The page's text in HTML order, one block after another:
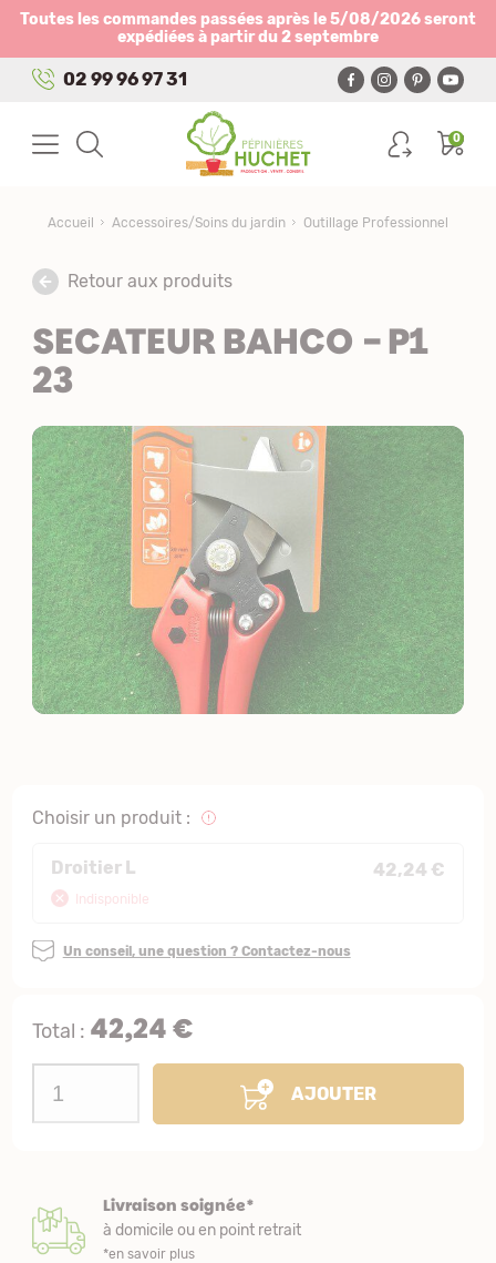
Toutes les commandes passées après le 5/08/2026 seront
expédiées à partir du 2 septembre
02 99 96 97 31
0
Accueil Accessoires/Soins du jardin Outillage Professionnel
Retour aux produits
SECATEUR BAHCO - P1
23
Choisir un produit :
Droitier L 42,24 €
Indisponible
Un conseil, une question ? Contactez-nous
Total : 42,24 €
AJOUTER
Livraison soignée*
à domicile ou en point retrait
*en savoir plus
Panneau de gestion des cookies